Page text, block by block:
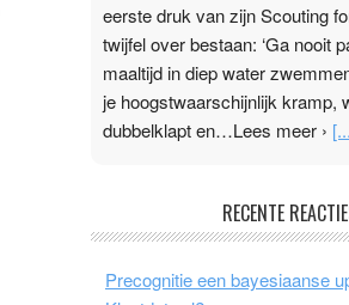
eerste druk van zijn Scouting
twijfel over bestaan: ‘Ga nooit
maaltijd in diep water
je hoogstwaarschijnlijk kramp,
dubbelklapt en…Lees meer ›
Ward van Beek
topsporters. Ze hopen ermee
RECENTE
Precognitie een bayesiaanse